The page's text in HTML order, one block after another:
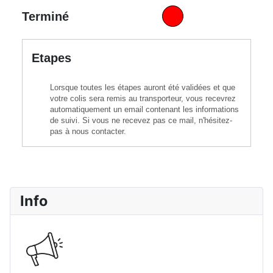
Info
Terminé
Etapes
Lorsque toutes les étapes auront été validées et que
votre colis sera remis au transporteur, vous recevrez
automatiquement un email contenant les informations
de suivi. Si vous ne recevez pas ce mail, n'hésitez-
pas à nous contacter.